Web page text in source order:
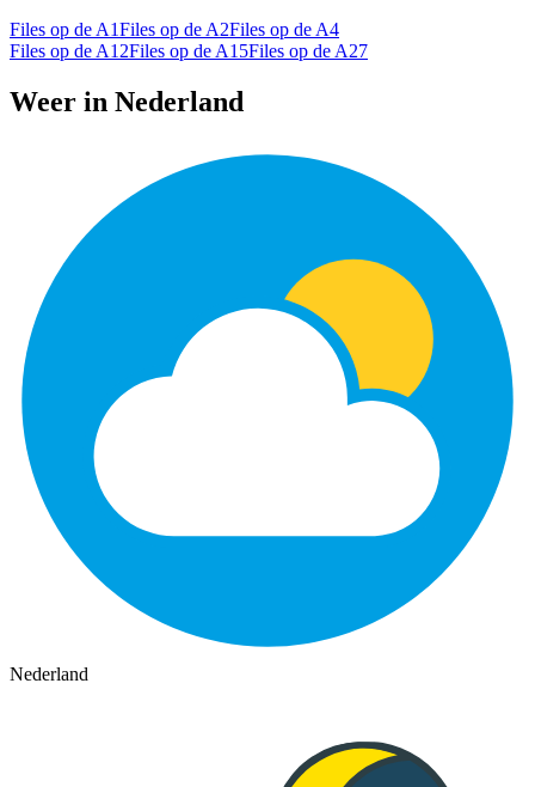
Files op de A1Files op de A2Files op de A4
Files op de A12Files op de A15Files op de A27
Weer in Nederland
Nederland